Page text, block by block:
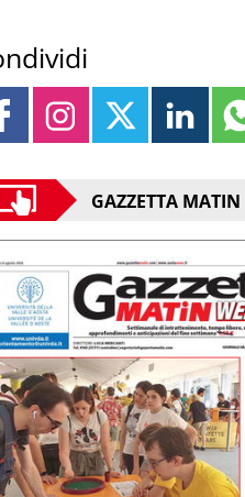
GAZZETTA MATIN